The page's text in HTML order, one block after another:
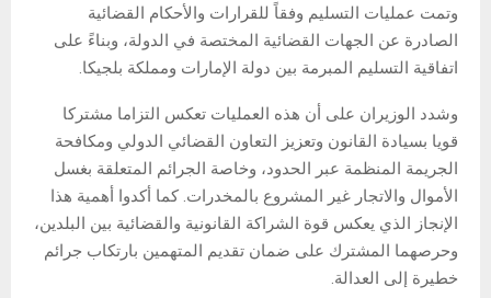
وتمت عمليات التسليم وفقاً للقرارات والأحكام القضائية
الصادرة عن الجهات القضائية المختصة في الدولة، وبناءً على
اتفاقية التسليم المبرمة بين دولة الإمارات ومملكة بلجيكا.
وشدد الوزيران على أن هذه العمليات تعكس التزاما مشتركا
قويا بسيادة القانون وتعزيز التعاون القضائي الدولي ومكافحة
الجريمة المنظمة عبر الحدود، وخاصة الجرائم المتعلقة بغسل
الأموال والاتجار غير المشروع بالمخدرات. كما أكدوا أهمية هذا
الإنجاز الذي يعكس قوة الشراكة القانونية والقضائية بين البلدين،
وحرصهما المشترك على ضمان تقديم المتهمين بارتكاب جرائم
خطيرة إلى العدالة.